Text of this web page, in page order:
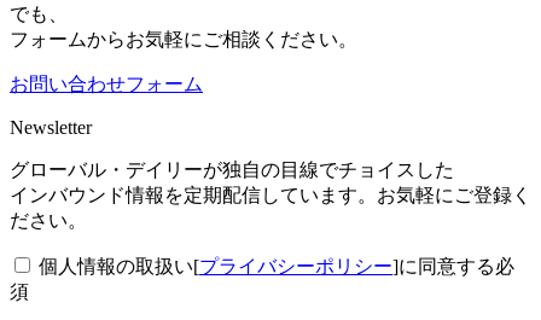
でも、
フォームからお気軽にご相談ください。
お問い合わせフォーム
Newsletter
グローバル・デイリーが独自の目線でチョイスした
インバウンド情報を定期配信しています。お気軽にご登録く
ださい。
個人情報の取扱い[プライバシーポリシー]に同意する必
須